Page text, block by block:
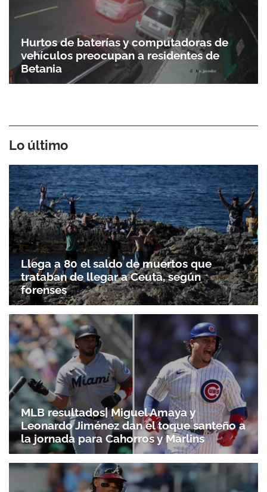
Hurtos de baterías y computadoras de
vehículos preocupan a residentes de
Betania
Lo último
Llega a 80 el saldo de muertos que
trataban de llegar a Ceuta, según
forenses
MLB resultados| Miguel Amaya y
Leonardo Jiménez dan el toque santeño a
la jornada para Cahorros y Marlins